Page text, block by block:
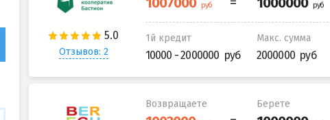
Отзывов: 2
1й кредит
10000 - 2000000
Макс. сумма
2000000
Возвращаете Берете